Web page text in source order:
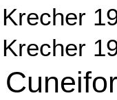
Krecher
Krecher